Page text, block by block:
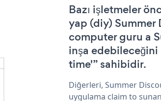
Bazı işletmeler
yap (diy) Summer
computer guru a
inşa
time'” sahibidir.
Diğerleri, Summer
uygulama claim to